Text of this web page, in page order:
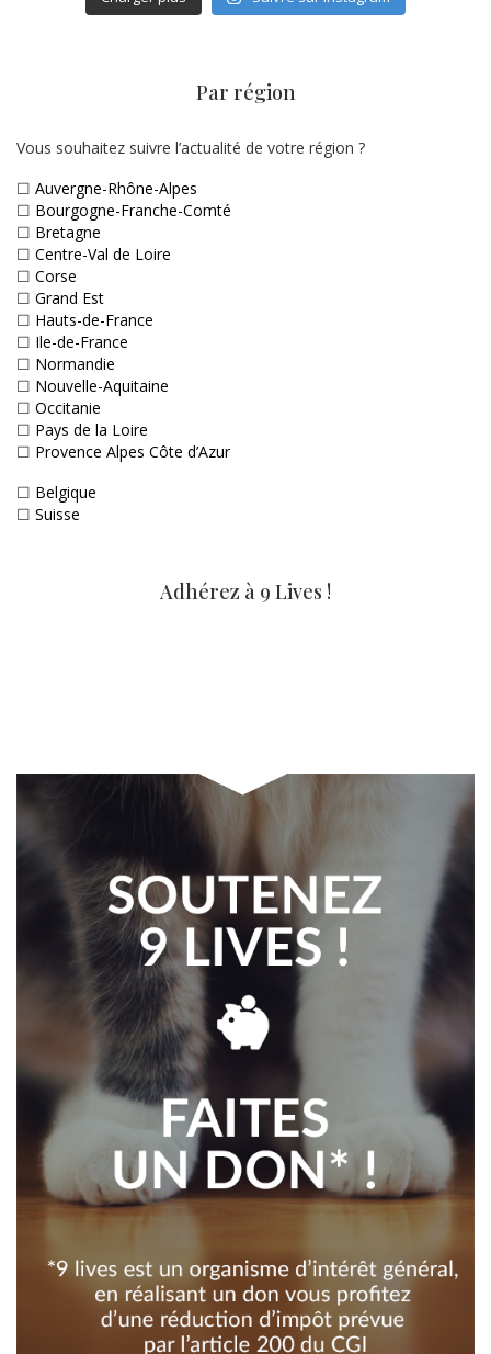
Par région
Vous souhaitez suivre l’actualité de votre région ?
☐ Auvergne-Rhône-Alpes
☐ Bourgogne-Franche-Comté
☐ Bretagne
☐ Centre-Val de Loire
☐ Corse
☐ Grand Est
☐ Hauts-de-France
☐ Ile-de-France
☐ Normandie
☐ Nouvelle-Aquitaine
☐ Occitanie
☐ Pays de la Loire
☐ Provence Alpes Côte d’Azur
☐ Belgique
☐ Suisse
Adhérez à 9 Lives !